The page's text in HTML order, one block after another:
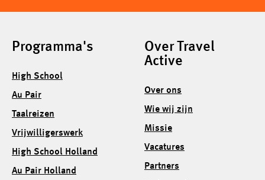
Programma's
High School
Au Pair
Taalreizen
Vrijwilligerswerk
High School Holland
Au Pair Holland
Over Travel
Active
Over ons
Wie wij zijn
Missie
Vacatures
Partners